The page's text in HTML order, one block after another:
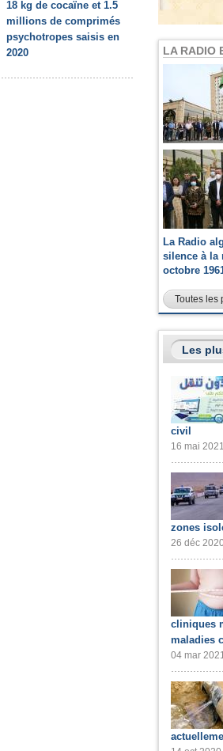
18 kg de cocaïne et 1.5
millions de comprimés
psychotropes saisis en
2020
LA RADIO
La Radio
silence à la
octobre
Toutes les
Les
civil
16 mai 2021 |
zones
26 déc 2020
cliniques
maladies
04 mar 2021